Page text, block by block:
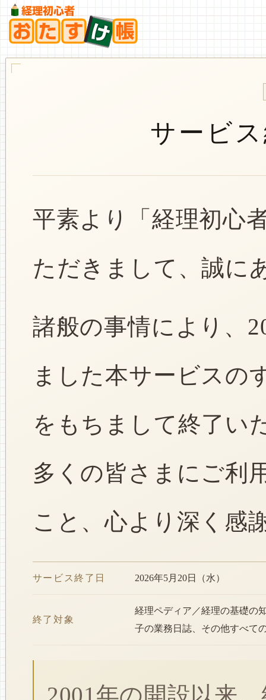
サービ
平素より「経理初心
ただきまして、誠に
諸般の事情により、
ました本サービスの
をもちまして終了い
多くの皆さまにご利
こと、心より深く感
サービス終了日 2026年5月20日（水）
終了対象
経理ペディア／経理の基礎の
子の業務日誌、その他すべて
2001年の開設以来